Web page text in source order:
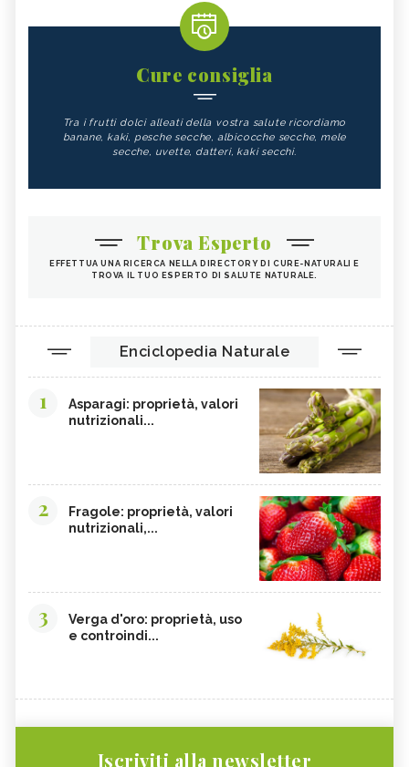
Cure consiglia
Tra i frutti dolci alleati della vostra salute ricordiamo
banane, kaki, pesche secche, albicocche secche, mele
secche, uvette, datteri, kaki secchi.
Trova Esperto
EFFETTUA UNA RICERCA NELLA DIRECTORY DI CURE-NATURALI E
TROVA IL TUO ESPERTO DI SALUTE NATURALE.
Enciclopedia Naturale
1
Asparagi: proprietà, valori
nutrizionali...
2
Fragole: proprietà, valori
nutrizionali,...
3
Verga d'oro: proprietà, uso
e controindi...
Iscriviti alla newsletter